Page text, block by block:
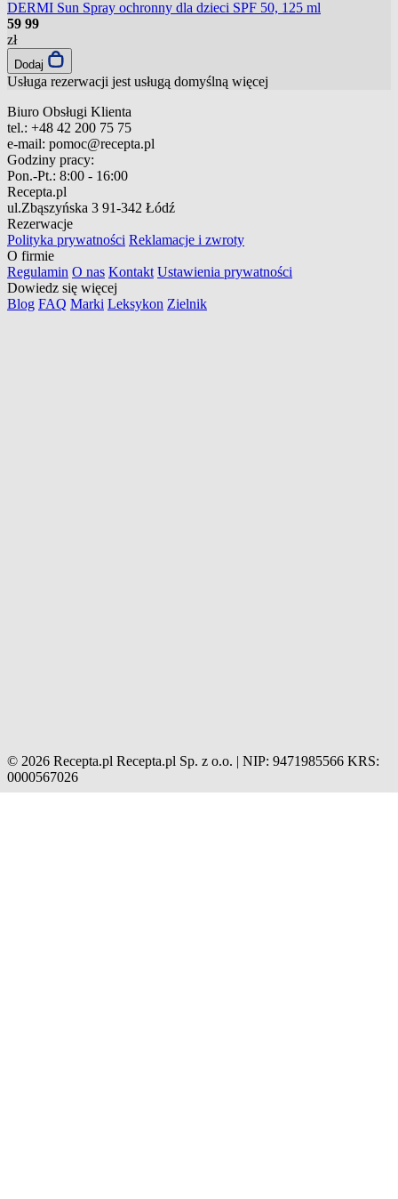
DERMI Sun Spray ochronny dla dzieci SPF 50, 125 ml
59 99
zł
Dodaj
Usługa rezerwacji jest usługą domyślną więcej
Biuro Obsługi Klienta
tel.: +48 42 200 75 75
e-mail: pomoc@recepta.pl
Godziny pracy:
Pon.-Pt.: 8:00 - 16:00
Recepta.pl
ul.Zbąszyńska 3 91-342 Łódź
Rezerwacje
Polityka prywatności Reklamacje i zwroty
O firmie
Regulamin O nas Kontakt Ustawienia prywatności
Dowiedz się więcej
Blog FAQ Marki Leksykon Zielnik
© 2026 Recepta.pl Recepta.pl Sp. z o.o. | NIP: 9471985566 KRS:
0000567026